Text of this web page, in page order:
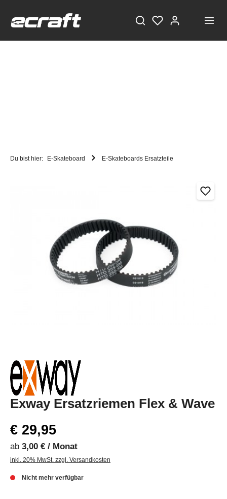
Du bist hier: E-Skateboard E-Skateboards Ersatzteile
Exway Ersatzriemen Flex & Wave
€ 29,95
ab 3,00 € / Monat
inkl. 20% MwSt. zzgl. Versandkosten
Nicht mehr verfügbar